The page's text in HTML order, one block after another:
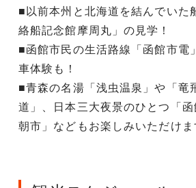
■以前本州と北海道を結んでいた
絡船記念館摩周丸」の見学！
■函館市民の生活路線「函館市電
車体験も！
■青森の名湯「浅虫温泉」や「竜
道」、日本三大夜景のひとつ「
朝市」などもお楽しみいただけま